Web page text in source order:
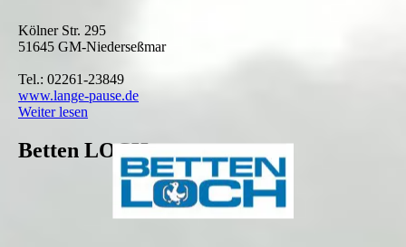
Kölner Str. 295
51645 GM-Niederseßmar
Tel.: 02261-23849
www.lange-pause.de
Weiter lesen
Betten LOCH